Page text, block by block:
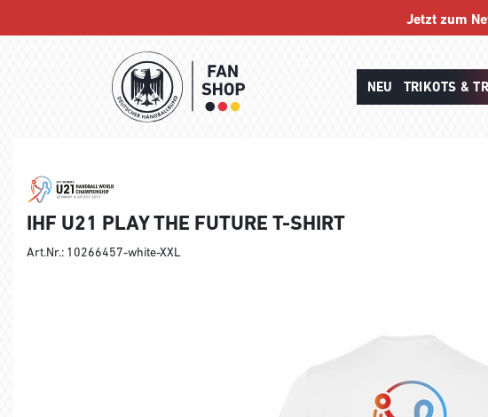
Jetzt zum
NEU TRIKOTS &
IHF U21 PLAY THE FUTURE T-SHIRT
Art.Nr.: 10266457-white-XXL